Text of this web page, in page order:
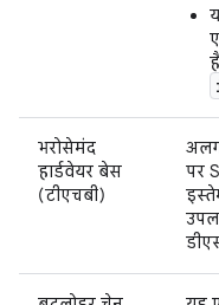
भरोसेमंद
हार्डवेयर बेस
(टीएचबी)
पर